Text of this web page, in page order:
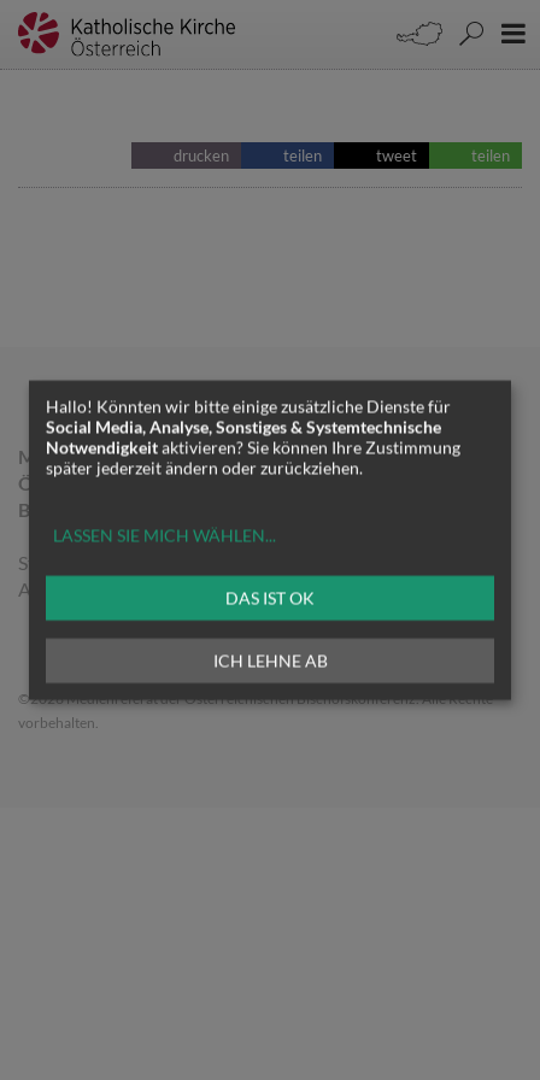
drucken teilen tweet teilen
MEDIENREFERAT DER
ÖSTERREICHISCHEN
BISCHOFSKONFERENZ
Stephansplatz 4/6/1
A-1010 Wien
©2026 Medienreferat der Österreichischen Bischofskonferenz. Alle Rechte
vorbehalten.
Hallo! Könnten wir bitte einige zusätzliche Dienste für
Social Media, Analyse, Sonstiges & Systemtechnische
Notwendigkeitaktivieren? Sie können Ihre Zustimmung
später jederzeit ändern oder zurückziehen.
LASSEN SIE MICH WÄHLEN...
ICH LEHNE AB
DAS IST OK